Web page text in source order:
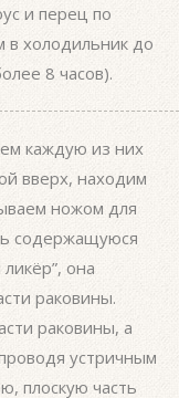
и перец по
в холодильник до
8 часов).
каждую из них
вверх, находим
ножом для
содержащуюся
она
раковины.
раковины, а
устричным
плоскую часть